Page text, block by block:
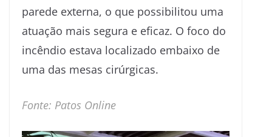
parede externa, o que possibilitou uma
atuação mais segura e eficaz. O foco do
incêndio estava localizado embaixo de
uma das mesas cirúrgicas.
Fonte: Patos Online